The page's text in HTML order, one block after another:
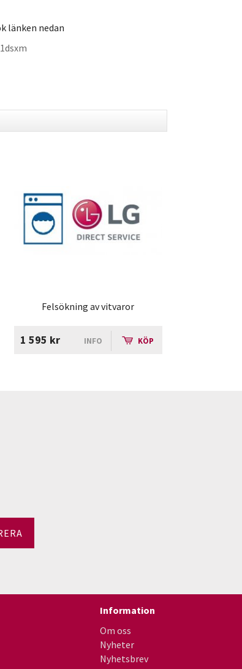
länken nedan
Felsökning av vitvaror
1 595 kr INFO KÖP
Information
Om oss
Nyheter
Nyhetsbrev